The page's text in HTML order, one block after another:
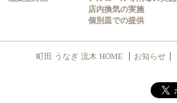
店内換気の実施
個別皿での提供
町田 うなぎ 流木 HOME お知らせ